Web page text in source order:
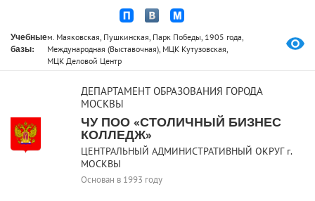
Учебные
базы:
м. Маяковская, Пушкинская, Парк Победы, 1905 года,
Международная (Выставочная), МЦК Кутузовская,
МЦК Деловой Центр
ДЕПАРТАМЕНТ ОБРАЗОВАНИЯ ГОРОДА
МОСКВЫ
ЧУ ПОО «СТОЛИЧНЫЙ БИЗНЕС
КОЛЛЕДЖ»
ЦЕНТРАЛЬНЫЙ АДМИНИСТРАТИВНЫЙ ОКРУГ г.
МОСКВЫ
Основан в 1993 году